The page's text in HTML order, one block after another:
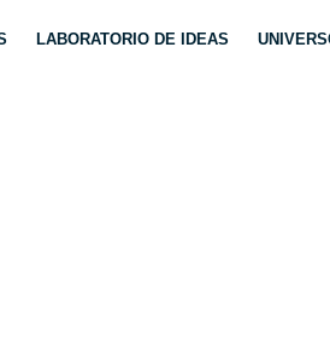
LABORATORIO DE IDEAS